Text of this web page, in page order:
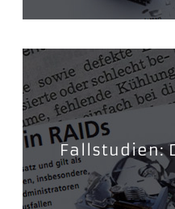
Fallstudien: